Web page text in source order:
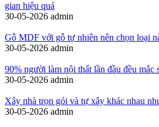
gian hiệu quả
30-05-2026 admin
Gỗ MDF với gỗ tự nhiên nên chọn loại
30-05-2026 admin
90% người làm nội thất lần đầu đều mắc
30-05-2026 admin
Xây nhà trọn gói và tự xây khác nhau
30-05-2026 admin